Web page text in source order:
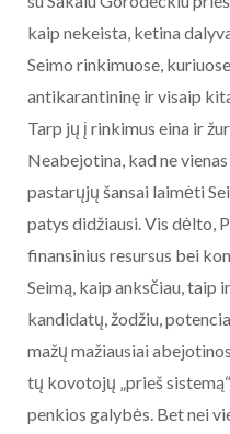
kaip nekeista, ketina
Seimo rinkimuose,
antikarantininę ir visaip
Tarp jų į rinkimus eina ir
Neabejotina, kad ne
pastarųjų šansai laimėti
patys didžiausi. Vis dėlto,
finansinius resursus bei
Seimą, kaip anksčiau, taip
kandidatų, žodžiu,
mažų mažiausiai
tų kovotojų „prieš
penkios galybės. Bet nei